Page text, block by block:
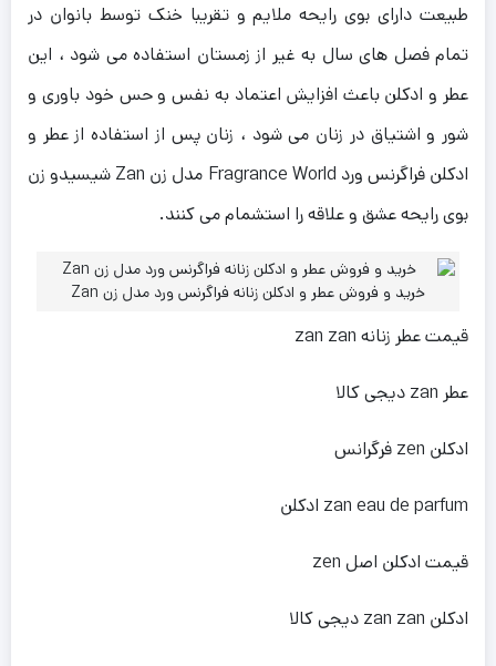
طبیعت دارای بوی رایحه ملایم و تقریبا خنک توسط بانوان در
تمام فصل های سال به غیر از زمستان استفاده می شود ، این
عطر و ادکلن باعث افزایش اعتماد به نفس و حس خود باوری و
شور و اشتیاق در زنان می شود ، زنان پس از استفاده از عطر و
ادکلن فراگرنس ورد Fragrance World مدل زن Zan شیسیدو زن
بوی رایحه عشق و علاقه را استشمام می کنند.
خرید و فروش عطر و ادکلن زنانه فراگرنس ورد مدل زن Zan
قیمت عطر زنانه zan zan
عطر zan دیجی کالا
ادکلن zen فرگرانس
ادکلن zan eau de parfum
قیمت ادکلن اصل zen
ادکلن zan zan دیجی کالا